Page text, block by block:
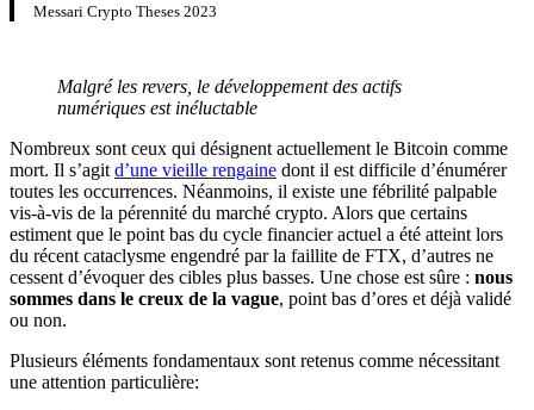
Messari Crypto Theses 2023
Malgré les revers, le développement des actifs
numériques est inéluctable
Nombreux sont ceux qui désignent actuellement le Bitcoin comme
mort. Il s’agit d’une vieille rengaine dont il est difficile d’énumérer
toutes les occurrences. Néanmoins, il existe une fébrilité palpable
vis-à-vis de la pérennité du marché crypto. Alors que certains
estiment que le point bas du cycle financier actuel a été atteint lors
du récent cataclysme engendré par la faillite de FTX, d’autres ne
cessent d’évoquer des cibles plus basses. Une chose est sûre : nous
sommes dans le creux de la vague, point bas d’ores et déjà validé
ou non.
Plusieurs éléments fondamentaux sont retenus comme nécessitant
une attention particulière: